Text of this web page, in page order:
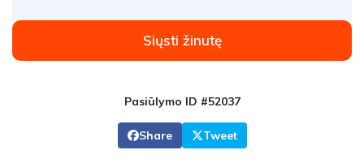
Siųsti žinutę
Pasiūlymo ID #52037
Share Tweet